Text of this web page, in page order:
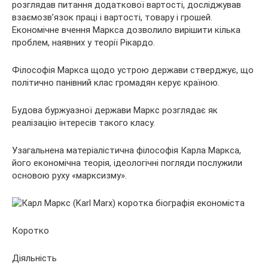
розглядав питання додаткової вартості, досліджував
взаємозв’язок праці і вартості, товару і грошей.
Економічне вчення Маркса дозволило вирішити кілька
проблем, наявних у теорії Рікардо.
Філософія Маркса щодо устрою держави стверджує, що
політично панівний клас громадян керує країною.
Будова буржуазної держави Маркс розглядає як
реалізацію інтересів такого класу.
Узагальнена матеріалістична філософія Карла Маркса,
його економічна теорія, ідеологічні погляди послужили
основою руху «марксизму».
Коротко
Діяльність